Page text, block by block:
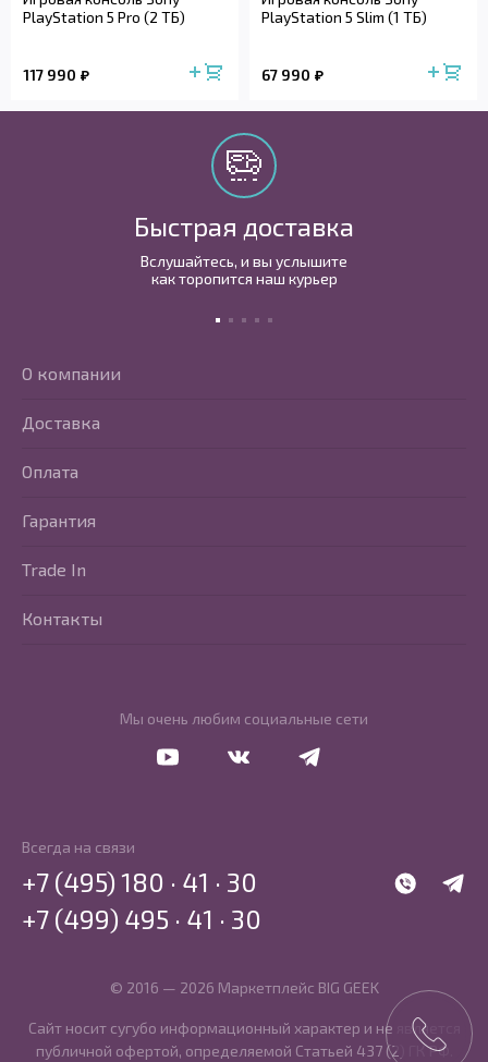
PlayStation 5 Pro (2 ТБ)
117 990
PlayStation 5 Slim (1 ТБ)
67 990
Быстрая доставка
Вслушайтесь, и вы услышите
как торопится наш курьер
Мы очень любим социальные сети
О компании
Доставка
Оплата
Гарантия
Trade In
Контакты
Всегда на связи
WhatsApp
+7 (495) 180 · 41 · 30
+7 (499) 495 · 41 · 30
© 2016 — 2026 Маркетплейс BIG GEEK
Сайт носит сугубо информационный характер и не является
публичной офертой, определяемой Статьей 437 (2) ГК РФ.